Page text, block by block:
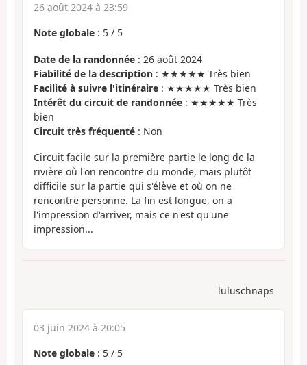
26 août 2024 à 23:59
Note globale : 5 / 5
Date de la randonnée : 26 août 2024
Fiabilité de la description : ★★★★★ Très bien
Facilité à suivre l'itinéraire : ★★★★★ Très bien
Intérêt du circuit de randonnée : ★★★★★ Très
bien
Circuit très fréquenté : Non
Circuit facile sur la première partie le long de la
rivière où l'on rencontre du monde, mais plutôt
difficile sur la partie qui s'élève et où on ne
rencontre personne. La fin est longue, on a
l'impression d'arriver, mais ce n'est qu'une
impression...
luluschnaps
03 juin 2024 à 20:05
Note globale : 5 / 5